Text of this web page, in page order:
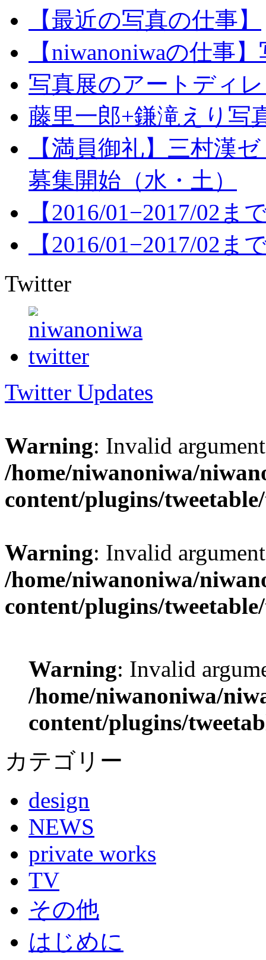
【最近の写真の仕事】
【niwanoniwaの仕事
写真展のアートディ
藤里一郎+鎌滝えり写
【満員御礼】三村漢
募集開始（水・土）
【2016/01−2017/02ま
【2016/01−2017/02ま
Twitter
Twitter Updates
Warning: Invalid
/home/niwanoniwa/
content/plugins/
Warning: Invalid
/home/niwanoniwa/
content/plugins/
Warning: Invalid
/home/niwanoniwa/
content/plugins/
カテゴリー
design
NEWS
private works
TV
その他
はじめに